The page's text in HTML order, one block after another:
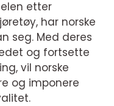
etter
har norske
seg. Med deres
og fortsette
vil norske
og imponere